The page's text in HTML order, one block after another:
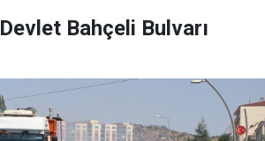
Bahçeli Bulvarı